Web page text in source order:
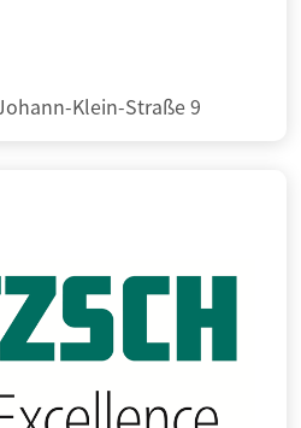
Klein-Straße 9